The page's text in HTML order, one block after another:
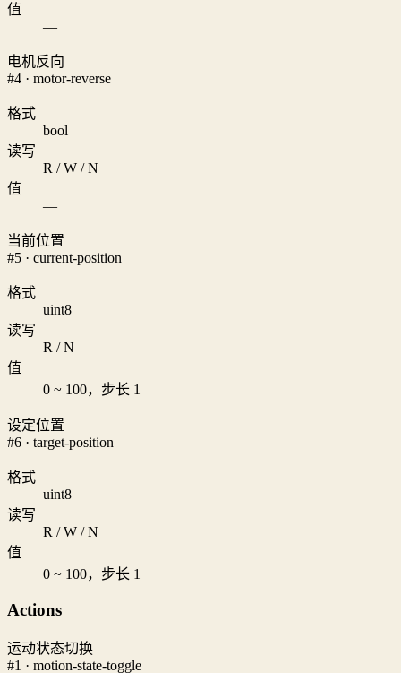
值
—
电机反向
#4 · motor-reverse
格式
bool
读写
R / W / N
值
—
当前位置
#5 · current-position
格式
uint8
读写
R / N
值
0 ~ 100，步长 1
设定位置
#6 · target-position
格式
uint8
读写
R / W / N
值
0 ~ 100，步长 1
Actions
运动状态切换
#1 · motion-state-toggle